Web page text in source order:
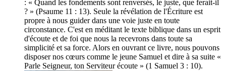
: « Quand les fondements sont renversés, le juste, que ferait-il
? » (Psaume 11 : 13). Seule la révélation de l'Écriture est
propre à nous guider dans une voie juste en toute
circonstance. C'est en méditant le texte biblique dans un esprit
d'écoute et de foi que nous la recevrons dans toute sa
simplicité et sa force. Alors en ouvrant ce livre, nous pouvons
disposer nos cœurs comme le jeune Samuel et dire à sa suite «
Parle Seigneur, ton Serviteur écoute » (1 Samuel 3 : 10).